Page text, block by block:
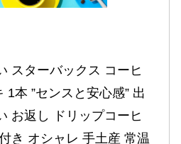
スターバックス コーヒ
本 ”センスと安心感” 出
お返し ドリップコーヒ
き オシャレ 手土産 常温